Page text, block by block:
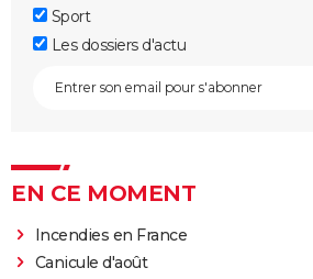
Sport
Les dossiers d'actu
EN CE MOMENT
Incendies en France
Canicule d'août